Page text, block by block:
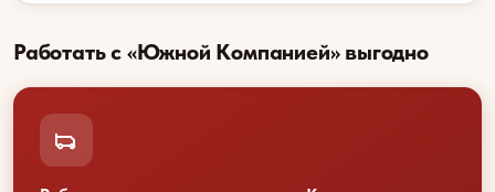
Работать с «Южной Компанией» выгодно